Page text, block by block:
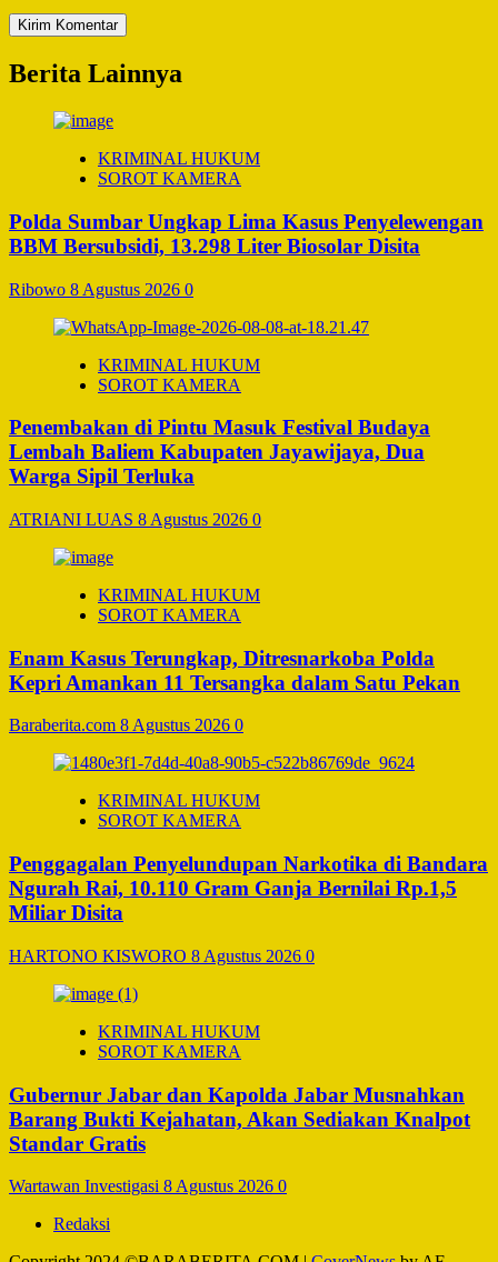
Berita Lainnya
KRIMINAL HUKUM
SOROT KAMERA
Polda Sumbar Ungkap Lima Kasus Penyelewengan
BBM Bersubsidi, 13.298 Liter Biosolar Disita
Ribowo 8 Agustus 2026 0
KRIMINAL HUKUM
SOROT KAMERA
Penembakan di Pintu Masuk Festival Budaya
Lembah Baliem Kabupaten Jayawijaya, Dua
Warga Sipil Terluka
ATRIANI LUAS 8 Agustus 2026 0
KRIMINAL HUKUM
SOROT KAMERA
Enam Kasus Terungkap, Ditresnarkoba Polda
Kepri Amankan 11 Tersangka dalam Satu Pekan
Baraberita.com 8 Agustus 2026 0
KRIMINAL HUKUM
SOROT KAMERA
Penggagalan Penyelundupan Narkotika di Bandara
Ngurah Rai, 10.110 Gram Ganja Bernilai Rp.1,5
Miliar Disita
HARTONO KISWORO 8 Agustus 2026 0
KRIMINAL HUKUM
SOROT KAMERA
Gubernur Jabar dan Kapolda Jabar Musnahkan
Barang Bukti Kejahatan, Akan Sediakan Knalpot
Standar Gratis
Wartawan Investigasi 8 Agustus 2026 0
Redaksi